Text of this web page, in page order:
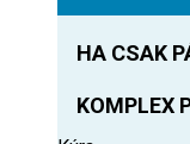
HA CSAK
KOMPLEX